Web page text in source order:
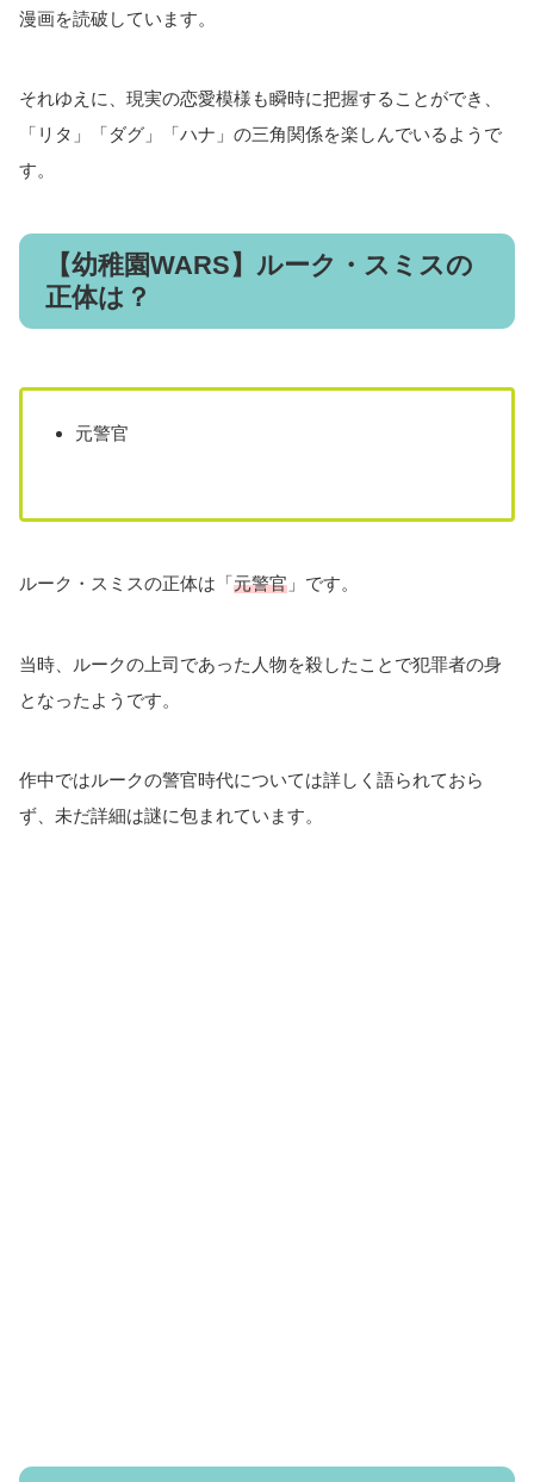
漫画を読破しています。
それゆえに、現実の恋愛模様も瞬時に把握することができ、
「リタ」「ダグ」「ハナ」の三角関係を楽しんでいるようで
す。
【幼稚園WARS】ルーク・スミスの
正体は？
元警官
ルーク・スミスの正体は「元警官 」です。
当時、ルークの上司であった人物を殺したことで犯罪者の身
となったようです。
作中ではルークの警官時代については詳しく語られておら
ず、未だ詳細は謎に包まれています。